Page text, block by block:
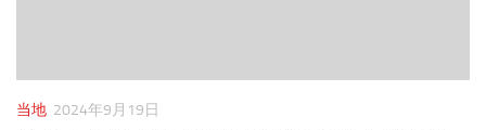
当地 2024年9月19日